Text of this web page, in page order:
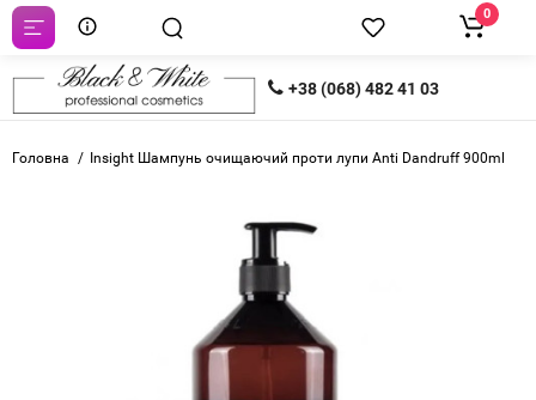
+38 (068) 482 41 03
0
Головна Insight Шампунь очищаючий проти лупи Anti Dandruff 900ml